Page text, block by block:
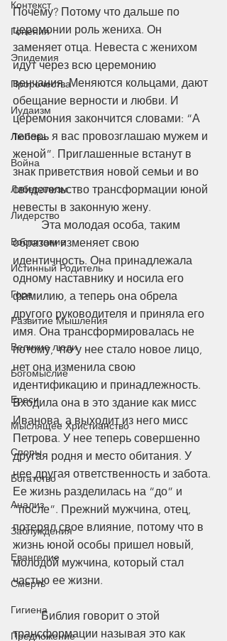
Контекст
Гонения
Эпидемия
Пророчества
Иудаизм
Любовь
Война
Либерализм
Лидерство
Воспитание
Истинный Родитель
Горе
Развитие Мышления
Великие люди
Богомыслие
Ереси
Мыслящее Христианство
Споры
Богатство
Анализ
Заблуждения
Евангелие
Смерть
Гигиена
Предложение
Почему? Потому что дальше по
церемонии роль жениха. Он
заменяет отца. Невеста с женихом
идут через всю церемонию
венчания. Меняются кольцами, дают
обещание верности и любви. И
церемония закончится словами: “А
теперь я вас провозглашаю мужем и
женой”. Приглашенные встанут в
знак приветствия новой семьи и во
свидетельство трансформации юной
невесты в законную жену.
	Эта молодая особа, таким
образом изменяет свою
идентичность. Она принадлежала
одному наставнику и носила его
фамилию, а теперь она обрела
другого руководителя и приняла его
имя. Она трансформировалась не
потому, что у нее стало новое лицо,
нет она изменила свою
идентификацию и принадлежность.
Входила она в это здание как мисс
Иванова, а выходит из него мисс
Петрова. У нее теперь совершенно
другая родня и место обитания. У
нее другая ответственность и забота.
Ее жизнь разделилась на “до” и
“после”. Прежний мужчина, отец,
потерял свое влияние, потому что в
жизнь юной особы пришел новый,
молодой мужчина, который стал
частью ее жизни.
	Библия говорит о этой
трансформации называя это как